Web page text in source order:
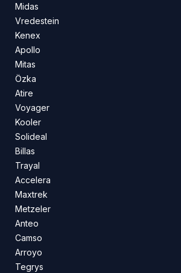
Midas
Vredestein
Kenex
Apollo
Mitas
Özka
Atire
Voyager
Kooler
Solideal
Billas
Trayal
Accelera
Maxtrek
Metzeler
Anteo
Camso
Arroyo
Tegrys